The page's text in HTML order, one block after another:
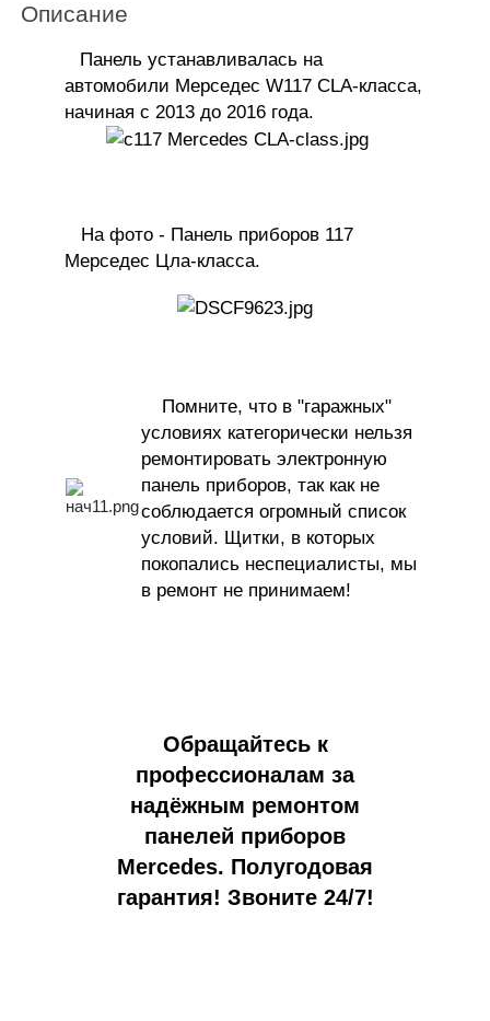
Описание
Панель устанавливалась на
автомобили Мерседес W117 CLA-класса,
начиная с 2013 до 2016 года.
На фото - Панель приборов 117
Мерседес Цла-класса.
Помните, что в "гаражных"
условиях категорически нельзя
ремонтировать электронную
панель приборов, так как не
соблюдается огромный список
условий. Щитки, в которых
покопались неспециалисты, мы
в ремонт не принимаем!
Обращайтесь к
профессионалам за
надёжным ремонтом
панелей приборов
Mercedes. Полугодовая
гарантия! Звоните 24/7!